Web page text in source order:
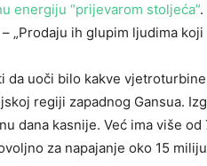
energiju “prijevarom stoljeća”
„Prodaju ih glupim ljudima
da uoči bilo kakve
regiji zapadnog Gansua.
dana kasnije. Već ima više
za napajanje oko 15